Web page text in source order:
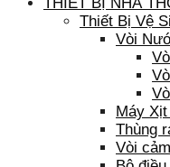
Thiết Bị Vệ
Vòi
Máy
Thùng
Vòi